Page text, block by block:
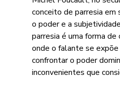
conceito de parresia
o poder e a
parresia é uma forma de
onde o falante se expõe
confrontar o poder
inconvenientes que